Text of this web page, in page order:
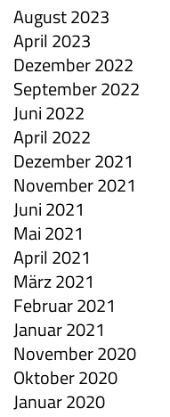
August 2023
April 2023
Dezember 2022
September 2022
Juni 2022
April 2022
Dezember 2021
November 2021
Juni 2021
Mai 2021
April 2021
März 2021
Februar 2021
Januar 2021
November 2020
Oktober 2020
Januar 2020